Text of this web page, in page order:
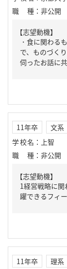
職種 ： 非公開
【志望動機】
・食に関わる
で、ものづく
伺ったお話に
11年卒 文系
学校名 ： 上智
職種 ： 非公開
【志望動機】
1経営戦略に
躍できるフィ
11年卒 理系